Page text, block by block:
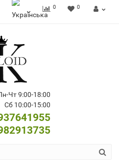
0 0
Чт 9:00-18:00
Сб 10:00-15:00